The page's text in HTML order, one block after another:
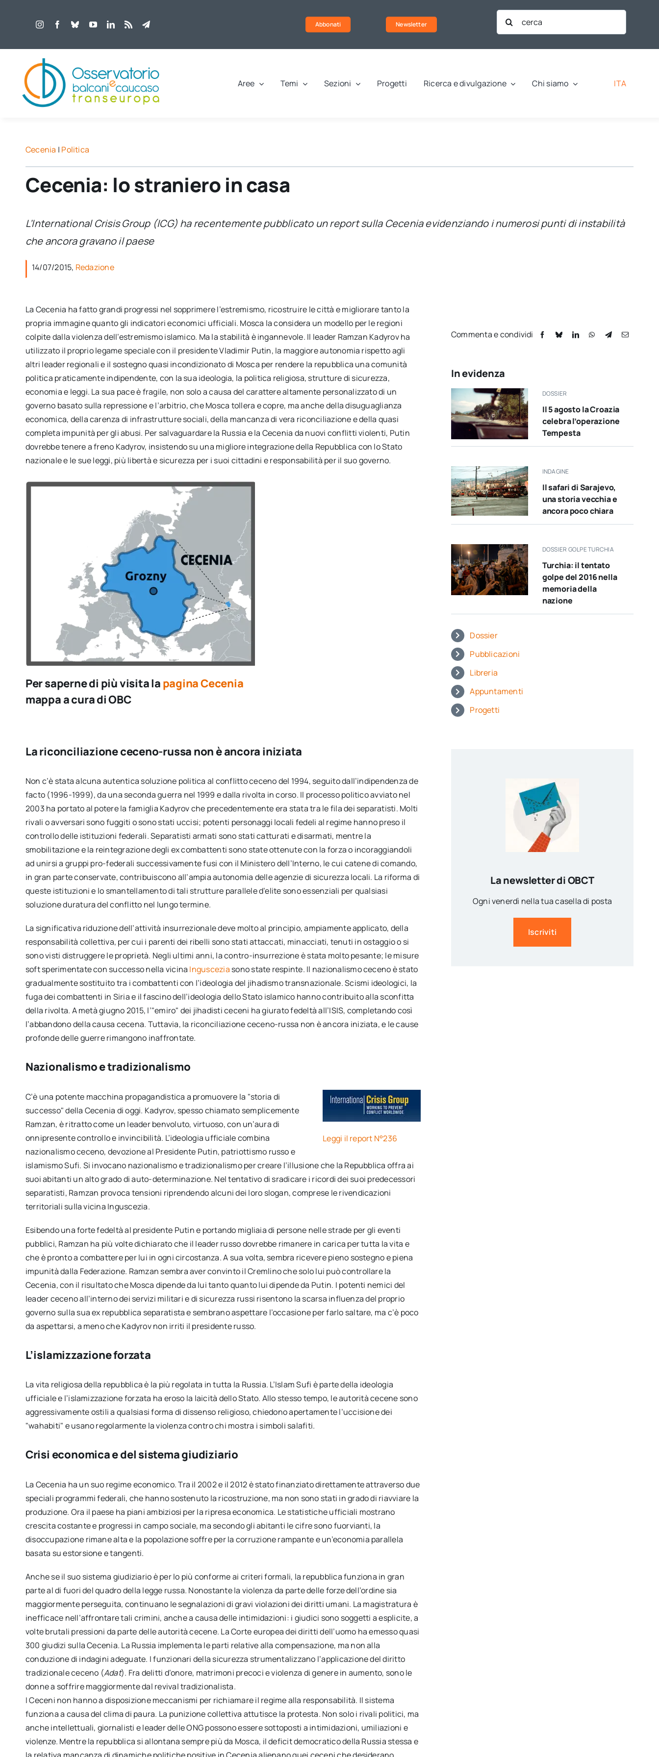
Abbonati Newsletter
Cerca
per:
Aree Temi Sezioni Progetti Ricerca e divulgazione Chi siamo ITA
Cecenia | Politica
Cecenia: lo straniero in casa
L’International Crisis Group (ICG) ha recentemente pubblicato un report sulla Cecenia evidenziando i numerosi punti di instabilità
che ancora gravano il paese
14/07/2015, Redazione
La Cecenia ha fatto grandi progressi nel sopprimere l’estremismo, ricostruire le città e migliorare tanto la
propria immagine quanto gli indicatori economici ufficiali. Mosca la considera un modello per le regioni
colpite dalla violenza dell’estremismo islamico. Ma la stabilità è ingannevole. Il leader Ramzan Kadyrov ha
utilizzato il proprio legame speciale con il presidente Vladimir Putin, la maggiore autonomia rispetto agli
altri leader regionali e il sostegno quasi incondizionato di Mosca per rendere la repubblica una comunità
politica praticamente indipendente, con la sua ideologia, la politica religiosa, strutture di sicurezza,
economia e leggi. La sua pace è fragile, non solo a causa del carattere altamente personalizzato di un
governo basato sulla repressione e l’arbitrio, che Mosca tollera e copre, ma anche della disuguaglianza
economica, della carenza di infrastrutture sociali, della mancanza di vera riconciliazione e della quasi
completa impunità per gli abusi. Per salvaguardare la Russia e la Cecenia da nuovi conflitti violenti, Putin
dovrebbe tenere a freno Kadyrov, insistendo su una migliore integrazione della Repubblica con lo Stato
nazionale e le sue leggi, più libertà e sicurezza per i suoi cittadini e responsabilità per il suo governo.
Per saperne di più visita la pagina Cecenia
mappa a cura di OBC
La riconciliazione ceceno-russa non è ancora iniziata
Non c’è stata alcuna autentica soluzione politica al conflitto ceceno del 1994, seguito dall’indipendenza de
facto (1996-1999), da una seconda guerra nel 1999 e dalla rivolta in corso. Il processo politico avviato nel
2003 ha portato al potere la famiglia Kadyrov che precedentemente era stata tra le fila dei separatisti. Molti
rivali o avversari sono fuggiti o sono stati uccisi; potenti personaggi locali fedeli al regime hanno preso il
controllo delle istituzioni federali. Separatisti armati sono stati catturati e disarmati, mentre la
smobilitazione e la reintegrazione degli ex combattenti sono state ottenute con la forza o incoraggiandoli
ad unirsi a gruppi pro-federali successivamente fusi con il Ministero dell’Interno, le cui catene di comando,
in gran parte conservate, contribuiscono all’ampia autonomia delle agenzie di sicurezza locali. La riforma di
queste istituzioni e lo smantellamento di tali strutture parallele d’elite sono essenziali per qualsiasi
soluzione duratura del conflitto nel lungo termine.
La significativa riduzione dell’attività insurrezionale deve molto al principio, ampiamente applicato, della
responsabilità collettiva, per cui i parenti dei ribelli sono stati attaccati, minacciati, tenuti in ostaggio o si
sono visti distruggere le proprietà. Negli ultimi anni, la contro-insurrezione è stata molto pesante; le misure
soft sperimentate con successo nella vicina Inguscezia sono state respinte. Il nazionalismo ceceno è stato
gradualmente sostituito tra i combattenti con l’ideologia del jihadismo transnazionale. Scismi ideologici, la
fuga dei combattenti in Siria e il fascino dell’ideologia dello Stato islamico hanno contribuito alla sconfitta
della rivolta. A metà giugno 2015, l’"emiro" dei jihadisti ceceni ha giurato fedeltà all’ISIS, completando così
l’abbandono della causa cecena. Tuttavia, la riconciliazione ceceno-russa non è ancora iniziata, e le cause
profonde delle guerre rimangono inaffrontate.
Nazionalismo e tradizionalismo
Leggi il report N°236
C’è una potente macchina propagandistica a promuovere la "storia di
successo" della Cecenia di oggi. Kadyrov, spesso chiamato semplicemente
Ramzan, è ritratto come un leader benvoluto, virtuoso, con un’aura di
onnipresente controllo e invincibilità. L’ideologia ufficiale combina
nazionalismo ceceno, devozione al Presidente Putin, patriottismo russo e
islamismo Sufi. Si invocano nazionalismo e tradizionalismo per creare l’illusione che la Repubblica offra ai
suoi abitanti un alto grado di auto-determinazione. Nel tentativo di sradicare i ricordi dei suoi predecessori
separatisti, Ramzan provoca tensioni riprendendo alcuni dei loro slogan, comprese le rivendicazioni
territoriali sulla vicina Inguscezia.
Esibendo una forte fedeltà al presidente Putin e portando migliaia di persone nelle strade per gli eventi
pubblici, Ramzan ha più volte dichiarato che il leader russo dovrebbe rimanere in carica per tutta la vita e
che è pronto a combattere per lui in ogni circostanza. A sua volta, sembra ricevere pieno sostegno e piena
impunità dalla Federazione. Ramzan sembra aver convinto il Cremlino che solo lui può controllare la
Cecenia, con il risultato che Mosca dipende da lui tanto quanto lui dipende da Putin. I potenti nemici del
leader ceceno all’interno dei servizi militari e di sicurezza russi risentono la scarsa influenza del proprio
governo sulla sua ex repubblica separatista e sembrano aspettare l’occasione per farlo saltare, ma c’è poco
da aspettarsi, a meno che Kadyrov non irriti il presidente russo.
L’islamizzazione forzata
La vita religiosa della repubblica è la più regolata in tutta la Russia. L’Islam Sufi è parte della ideologia
ufficiale e l’islamizzazione forzata ha eroso la laicità dello Stato. Allo stesso tempo, le autorità cecene sono
aggressivamente ostili a qualsiasi forma di dissenso religioso, chiedono apertamente l’uccisione dei
"wahabiti" e usano regolarmente la violenza contro chi mostra i simboli salafiti.
Crisi economica e del sistema giudiziario
La Cecenia ha un suo regime economico. Tra il 2002 e il 2012 è stato finanziato direttamente attraverso due
speciali programmi federali, che hanno sostenuto la ricostruzione, ma non sono stati in grado di riavviare la
produzione. Ora il paese ha piani ambiziosi per la ripresa economica. Le statistiche ufficiali mostrano
crescita costante e progressi in campo sociale, ma secondo gli abitanti le cifre sono fuorvianti, la
disoccupazione rimane alta e la popolazione soffre per la corruzione rampante e un’economia parallela
basata su estorsione e tangenti.
Anche se il suo sistema giudiziario è per lo più conforme ai criteri formali, la repubblica funziona in gran
parte al di fuori del quadro della legge russa. Nonostante la violenza da parte delle forze dell’ordine sia
maggiormente perseguita, continuano le segnalazioni di gravi violazioni dei diritti umani. La magistratura è
inefficace nell’affrontare tali crimini, anche a causa delle intimidazioni: i giudici sono soggetti a esplicite, a
volte brutali pressioni da parte delle autorità cecene. La Corte europea dei diritti dell’uomo ha emesso quasi
300 giudizi sulla Cecenia. La Russia implementa le parti relative alla compensazione, ma non alla
conduzione di indagini adeguate. I funzionari della sicurezza strumentalizzano l’applicazione del diritto
tradizionale ceceno (Adat). Fra delitti d’onore, matrimoni precoci e violenza di genere in aumento, sono le
donne a soffrire maggiormente dal revival tradizionalista.
I Ceceni non hanno a disposizione meccanismi per richiamare il regime alla responsabilità. Il sistema
funziona a causa del clima di paura. La punizione collettiva attutisce la protesta. Non solo i rivali politici, ma
anche intellettuali, giornalisti e leader delle ONG possono essere sottoposti a intimidazioni, umiliazioni e
violenze. Mentre la repubblica si allontana sempre più da Mosca, il deficit democratico della Russia stessa e
la relativa mancanza di dinamiche politiche positive in Cecenia alienano quei ceceni che desiderano
Commenta e condividi
In evidenza
DOSSIER
Il 5 agosto la Croazia
celebra l’operazione
Tempesta
INDAGINE
Il safari di Sarajevo,
una storia vecchia e
ancora poco chiara
DOSSIER GOLPE TURCHIA
Turchia: il tentato
golpe del 2016 nella
memoria della
nazione
Dossier
Pubblicazioni
Libreria
Appuntamenti
Progetti
La newsletter di OBCT
Ogni venerdì nella tua casella di posta
Iscriviti